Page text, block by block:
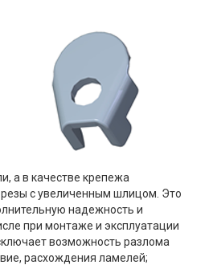
а в качестве крепежа
с увеличенным шлицом. Это
надежность и
при монтаже и эксплуатации
возможность разлома
расхождения ламелей;